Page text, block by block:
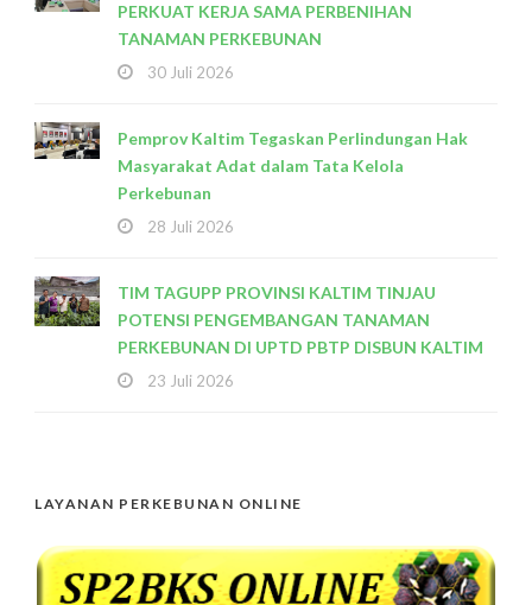
PERKUAT KERJA SAMA PERBENIHAN
TANAMAN PERKEBUNAN
30 Juli 2026
Pemprov Kaltim Tegaskan Perlindungan Hak
Masyarakat Adat dalam Tata Kelola
Perkebunan
28 Juli 2026
TIM TAGUPP PROVINSI KALTIM TINJAU
POTENSI PENGEMBANGAN TANAMAN
PERKEBUNAN DI UPTD PBTP DISBUN KALTIM
23 Juli 2026
LAYANAN PERKEBUNAN ONLINE